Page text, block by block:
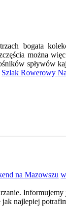
bogata
można więc
spływów
Szlak Rowerowy
na Mazowszu
Informujemy
najlepiej